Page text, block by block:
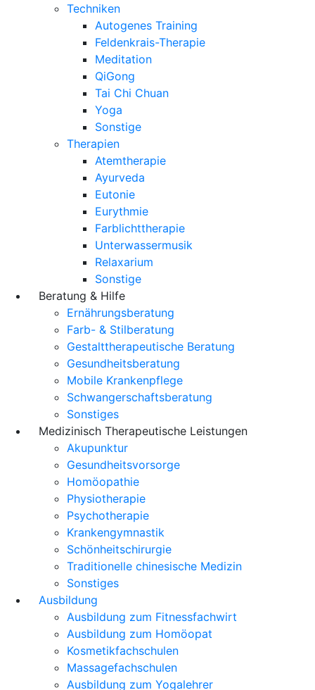
Techniken
Autogenes Training
Feldenkrais-Therapie
Meditation
QiGong
Tai Chi Chuan
Yoga
Sonstige
Therapien
Atemtherapie
Ayurveda
Eutonie
Eurythmie
Farblichttherapie
Unterwassermusik
Relaxarium
Sonstige
Beratung & Hilfe
Ernährungsberatung
Farb- & Stilberatung
Gestalttherapeutische Beratung
Gesundheitsberatung
Mobile Krankenpflege
Schwangerschaftsberatung
Sonstiges
Medizinisch Therapeutische Leistungen
Akupunktur
Gesundheitsvorsorge
Homöopathie
Physiotherapie
Psychotherapie
Krankengymnastik
Schönheitschirurgie
Traditionelle chinesische Medizin
Sonstiges
Ausbildung
Ausbildung zum Fitnessfachwirt
Ausbildung zum Homöopat
Kosmetikfachschulen
Massagefachschulen
Ausbildung zum Yogalehrer